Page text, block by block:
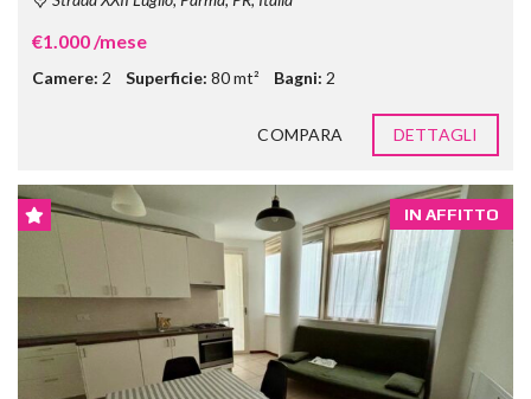
€1.000 /mese
Camere: 2 Superficie: 80 mt² Bagni: 2
COMPARA DETTAGLI
IN AFFITTO